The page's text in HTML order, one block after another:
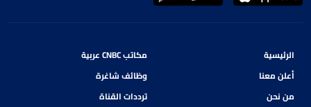
الرئيسية
أعلن معنا
من نحن
مكاتب CNBC عربية
وظائف شاغرة
ترددات القناة